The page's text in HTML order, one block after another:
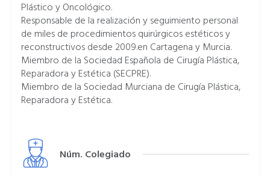
Plástico y Oncológico.
Responsable de la realización y seguimiento personal
de miles de procedimientos quirúrgicos estéticos y
reconstructivos desde 2009.en Cartagena y Murcia.
Miembro de la Sociedad Española de Cirugía Plástica,
Reparadora y Estética (SECPRE).
Miembro de la Sociedad Murciana de Cirugía Plástica,
Reparadora y Estética.
Núm. Colegiado